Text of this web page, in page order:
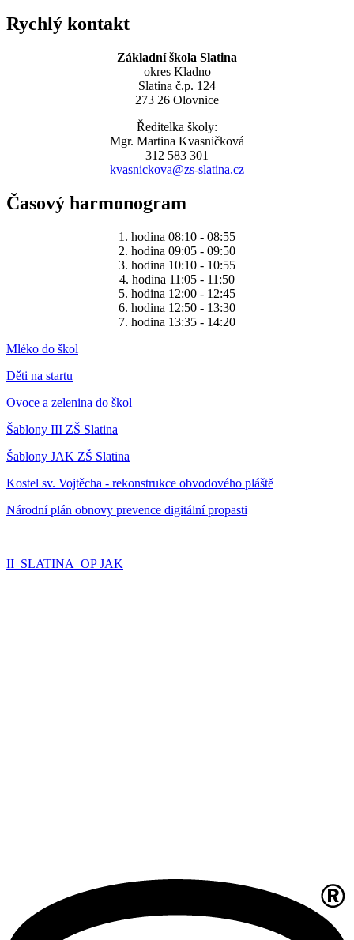
Rychlý kontakt
Základní škola Slatina
okres Kladno
Slatina č.p. 124
273 26 Olovnice
Ředitelka školy:
Mgr. Martina Kvasničková
312 583 301
kvasnickova@zs-slatina.cz
Časový harmonogram
1. hodina 08:10 - 08:55
2. hodina 09:05 - 09:50
3. hodina 10:10 - 10:55
4. hodina 11:05 - 11:50
5. hodina 12:00 - 12:45
6. hodina 12:50 - 13:30
7. hodina 13:35 - 14:20
Mléko do škol
Děti na startu
Ovoce a zelenina do škol
Šablony III ZŠ Slatina
Šablony JAK ZŠ Slatina
Kostel sv. Vojtěcha - rekonstrukce obvodového pláště
Národní plán obnovy prevence digitální propasti
II_SLATINA_OP JAK